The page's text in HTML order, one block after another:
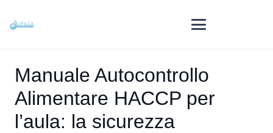
Manuale Autocontrollo
Alimentare HACCP per
l’aula: la sicurezza